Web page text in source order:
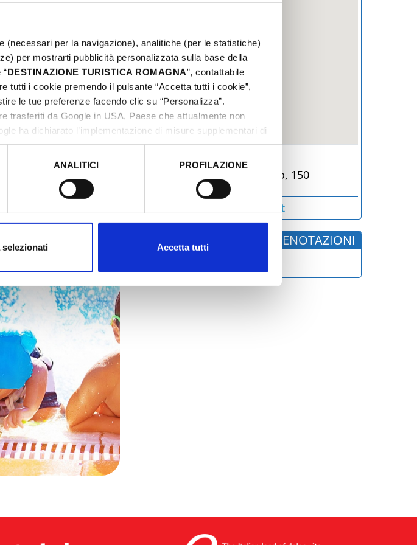
per la navigazione), analitiche (per le statistiche)
per mostrarti pubblicità personalizzata sulla base della
DESTINAZIONE TURISTICA ROMAGNA”, contattabile
tutti i cookie premendo il pulsante “Accetta tutti i cookie”,
le tue preferenze facendo clic su “Personalizza”.
trasferiti da Google in USA, Paese che attualmente non
ha dichiarato l’implementazione di misure supplementari di
sufficienti.
ANALITICI PROFILAZIONE
Accetta tutti
che garantiscono il
lasciarsi
oltre i 10 anni.
ai 10 anni) ed una
con comodi
Riccione, (RN)
Viale Gabriele D'Annunzio, 150
www.beachvillagericcione.it
INFORMAZIONI E PRENOTAZIONI